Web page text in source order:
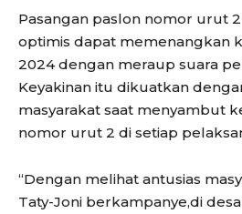
Pasangan paslon nomor urut
optimis dapat memenangkan
2024 dengan meraup suara
Keyakinan itu dikuatkan
masyarakat saat menyambut
nomor urut 2 di setiap
“Dengan melihat antusias
Taty-Joni berkampanye,di